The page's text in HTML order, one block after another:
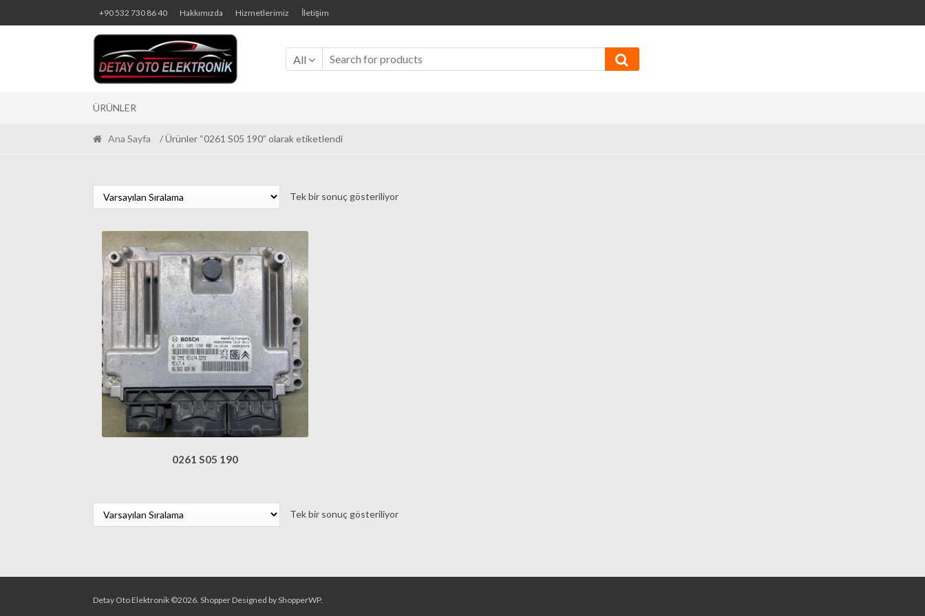
Skip
to
navigation
Skip
to
content
+90 532 730 86 40 Hakkımızda Hizmetlerimiz İletişim
All
ÜRÜNLER
Ana Sayfa / Ürünler “0261 S05 190” olarak etiketlendi
Tek bir sonuç gösteriliyor
0261 S05 190
Tek bir sonuç gösteriliyor
Detay Oto Elektronik ©2026. ShopperDesigned byShopperWP.